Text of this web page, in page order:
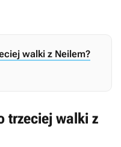
walki z Neilem?
trzeciej walki z